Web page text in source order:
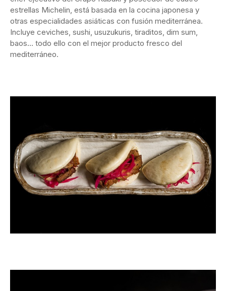
estrellas Michelin, está basada en la cocina japonesa y
otras especialidades asiáticas con fusión mediterránea.
Incluye ceviches, sushi, usuzukuris, tiraditos, dim sum,
baos… todo ello con el mejor producto fresco del
mediterráneo.